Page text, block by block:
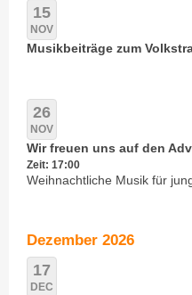
15
NOV
Musikbeiträge zum
26
NOV
Wir freuen uns auf den
Zeit: 17:00
Weihnachtliche Musik für
Dezember 2026
17
DEC